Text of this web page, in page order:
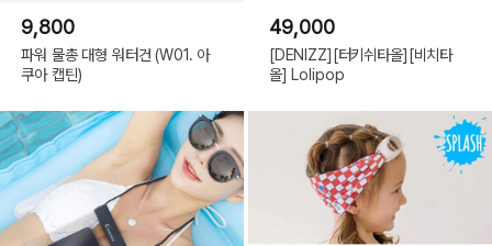
9,800
파워 물총 대형 워터건 (W01. 아
쿠아 캡틴)
49,000
[DENIZZ][터키쉬타올][비치타
올] Lolipop